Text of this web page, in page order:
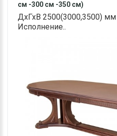
см -300 см -350 см)
ДхГхВ 2500(3000,3500)
Исполнение..